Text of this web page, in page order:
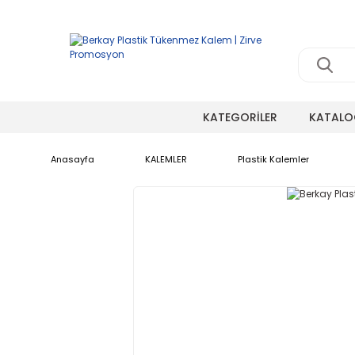
KATEGORİLER
Anasayfa KALEMLER Plastik Kalemler